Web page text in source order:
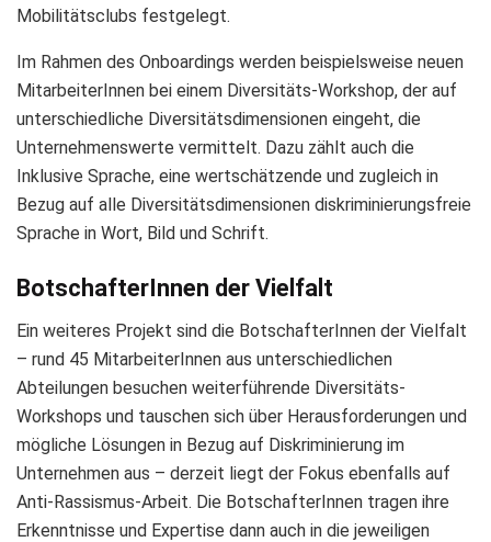
Mobilitätsclubs festgelegt.
Im Rahmen des Onboardings werden beispielsweise neuen
MitarbeiterInnen bei einem Diversitäts-Workshop, der auf
unterschiedliche Diversitätsdimensionen eingeht, die
Unternehmenswerte vermittelt. Dazu zählt auch die
Inklusive Sprache, eine wertschätzende und zugleich in
Bezug auf alle Diversitätsdimensionen diskriminierungsfreie
Sprache in Wort, Bild und Schrift.
BotschafterInnen der Vielfalt
Ein weiteres Projekt sind die BotschafterInnen der Vielfalt
– rund 45 MitarbeiterInnen aus unterschiedlichen
Abteilungen besuchen weiterführende Diversitäts-
Workshops und tauschen sich über Herausforderungen und
mögliche Lösungen in Bezug auf Diskriminierung im
Unternehmen aus – derzeit liegt der Fokus ebenfalls auf
Anti-Rassismus-Arbeit. Die BotschafterInnen tragen ihre
Erkenntnisse und Expertise dann auch in die jeweiligen